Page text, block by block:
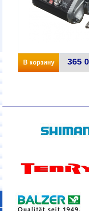
В корзину 365